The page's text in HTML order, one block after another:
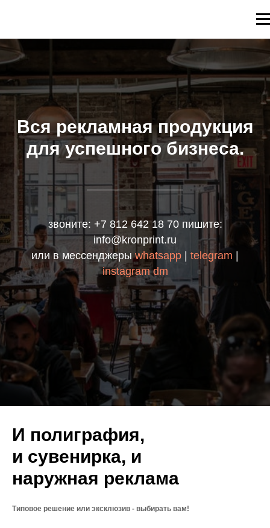
Вся рекламная продукция
для успешного бизнеса.
звоните: +7 812 642 18 70пишите:
info@kronprint.ru
или в мессенджерыwhatsapp telegram
instagram dm
И полиграфия,
и сувенирка, и
наружная реклама
Типовое решение или эксклюзив - выбирать вам!